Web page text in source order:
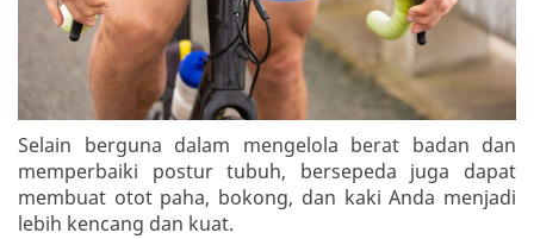
Selain berguna dalam mengelola berat badan dan
memperbaiki postur tubuh, bersepeda juga dapat
membuat otot paha, bokong, dan kaki Anda menjadi
lebih kencang dan kuat.